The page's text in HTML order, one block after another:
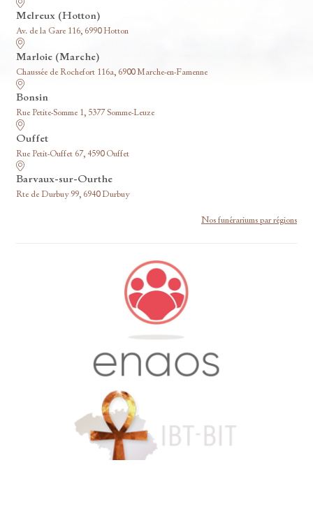
Melreux (Hotton)
Av. de la Gare 116, 6990 Hotton
Marloie (Marche)
Chaussée de Rochefort 116a, 6900 Marche-en-Famenne
Bonsin
Rue Petite-Somme 1, 5377 Somme-Leuze
Ouffet
Rue Petit-Ouffet 67, 4590 Ouffet
Barvaux-sur-Ourthe
Rte de Durbuy 99, 6940 Durbuy
Nos funérariums par régions